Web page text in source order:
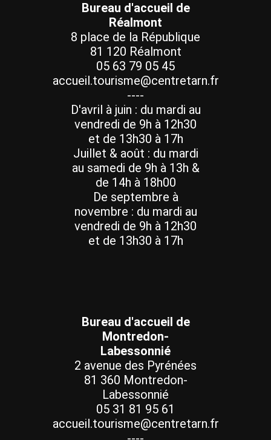
Bureau d'accueil de
Réalmont
8 place de la République
81 120 Réalmont
05 63 79 05 45
accueil.tourisme@centretarn.fr
----
D'avril à juin : du mardi au
vendredi de 9h à 12h30
et de 13h30 à 17h
Juillet & août : du mardi
au samedi de 9h à 13h &
de 14h à 18h00
De septembre à
novembre : du mardi au
vendredi de 9h à 12h30
et de 13h30 à 17h
Bureau d'accueil de
Montredon-
Labessonnié
2 avenue des Pyrénées
81 360 Montredon-
Labessonnié
05 31 81 95 61
accueil.tourisme@centretarn.fr